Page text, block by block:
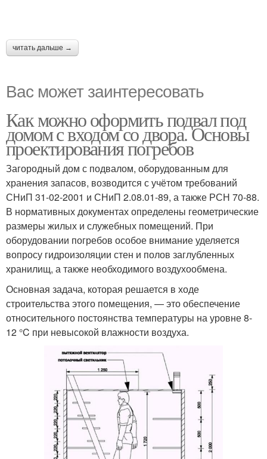
читать дальше →
Вас может заинтересовать
Как можно оформить подвал под
домом с входом со двора. Основы
проектирования погребов
Загородный дом с подвалом, оборудованным для
хранения запасов, возводится с учётом требований
СНиП 31-02-2001 и СНиП 2.08.01-89, а также РСН 70-88.
В нормативных документах определены геометрические
размеры жилых и служебных помещений. При
оборудовании погребов особое внимание уделяется
вопросу гидроизоляции стен и полов заглубленных
хранилищ, а также необходимого воздухообмена.
Основная задача, которая решается в ходе
строительства этого помещения, — это обеспечение
относительного постоянства температуры на уровне 8-
12 °C при невысокой влажности воздуха.